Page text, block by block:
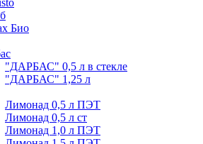
Био
"ДАРБАС" 0,5 л в стекле
"ДАРБАС" 1,25 л
Лимонад 0,5 л ПЭТ
Лимонад 0,5 л ст
Лимонад 1,0 л ПЭТ